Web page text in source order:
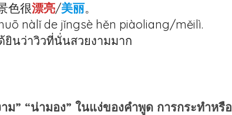
色很漂亮/美丽。
nàlǐ de jǐngsè hěn piàoliang/měilì.
ยินว่าวิวที่นั่นสวยงามมาก
ม” “น่ามอง” ในแง่ของคำพูด การกระทำหรือ